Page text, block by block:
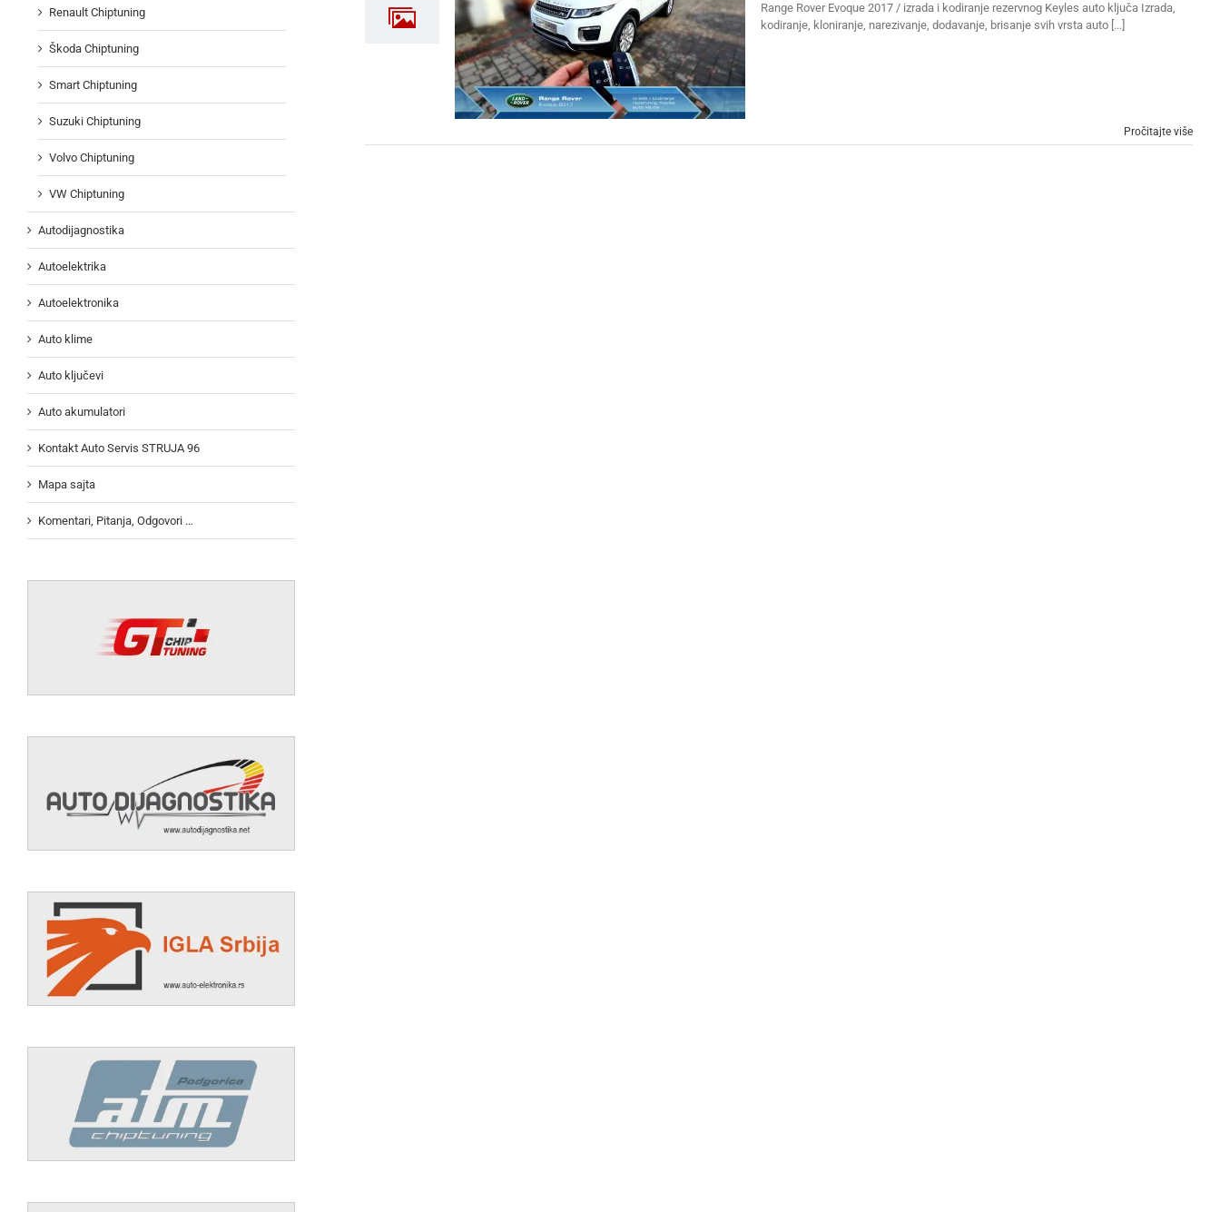
Range Rover Evoque 2017 / izrada i kodiranje rezervnog Keyles auto ključa Izrada,
kodiranje, kloniranje, narezivanje, dodavanje, brisanje svih vrsta auto [...]
Pročitajte više
Renault Chiptuning
Škoda Chiptuning
Smart Chiptuning
Suzuki Chiptuning
Volvo Chiptuning
VW Chiptuning
Autodijagnostika
Autoelektrika
Autoelektronika
Auto klime
Auto ključevi
Auto akumulatori
Kontakt Auto Servis STRUJA 96
Mapa sajta
Komentari, Pitanja, Odgovori …